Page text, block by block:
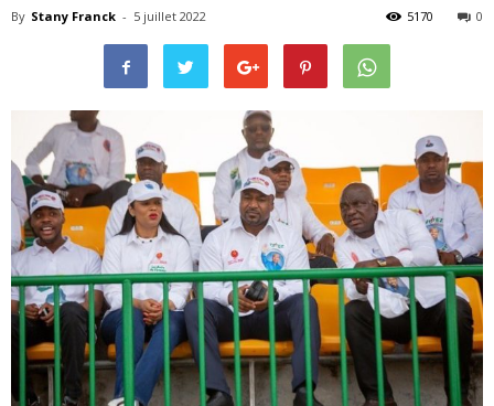
By Stany Franck - 5 juillet 2022 0
5170